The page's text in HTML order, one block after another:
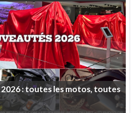
2026:touteslesmotos,toutes